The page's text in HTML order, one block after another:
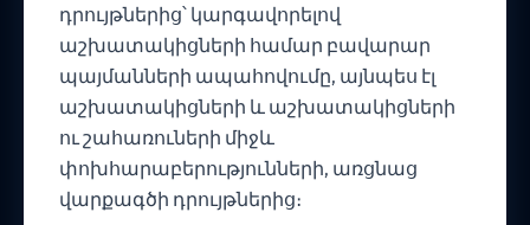
դրույթներից՝ կարգավորելով
աշխատակիցների համար բավարար
պայմանների ապահովումը, այնպես էլ
աշխատակիցների և աշխատակիցների
ու շահառուների միջև
փոխհարաբերությունների, առցնաց
վարքագծի դրույթներից։